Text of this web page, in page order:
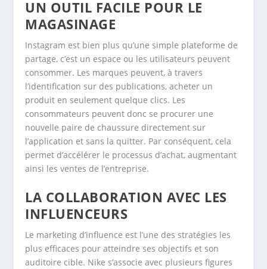
UN OUTIL FACILE POUR LE
MAGASINAGE
Instagram est bien plus qu’une simple plateforme de
partage, c’est un espace ou les utilisateurs peuvent
consommer. Les marques peuvent, à travers
l’identification sur des publications, acheter un
produit en seulement quelque clics. Les
consommateurs peuvent donc se procurer une
nouvelle paire de chaussure directement sur
l’application et sans la quitter. Par conséquent, cela
permet d’accélérer le processus d’achat, augmentant
ainsi les ventes de l’entreprise.
LA COLLABORATION AVEC LES
INFLUENCEURS
Le marketing d’influence est l’une des stratégies les
plus efficaces pour atteindre ses objectifs et son
auditoire cible. Nike s’associe avec plusieurs figures